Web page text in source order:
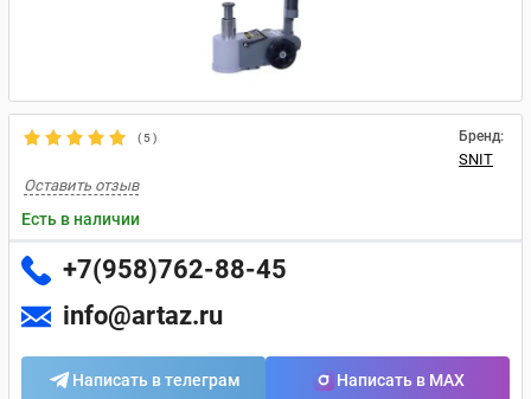
(5) Бренд:
SNIT
Оставить отзыв
Есть в наличии
+7(958)762-88-45
info@artaz.ru
Написать в телеграм Написать в MAX